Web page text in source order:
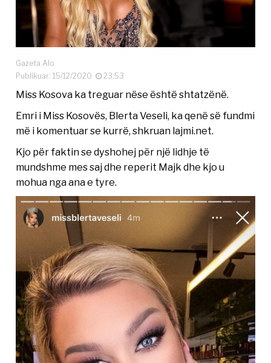
Gazeta Alo
Publikuar: 15/12/2020
23:53
Miss Kosova ka treguar nëse është shtatzënë.
Emri i Miss Kosovës, Blerta Veseli, ka qenë së fundmi
më i komentuar se kurrë, shkruan lajmi.net.
Kjo për faktin se dyshohej për një lidhje të
mundshme mes saj dhe reperit Majk dhe kjo u
mohua nga ana e tyre.